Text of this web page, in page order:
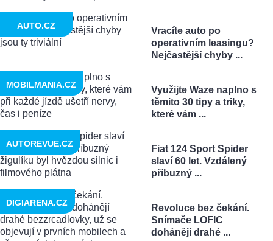
Vracíte auto po
operativním leasingu?
Nejčastější chyby ...
AUTO.CZ
Využijte Waze naplno s
těmito 30 tipy a triky,
které vám ...
MOBILMANIA.CZ
Fiat 124 Sport Spider
slaví 60 let. Vzdálený
příbuzný ...
AUTOREVUE.CZ
Revoluce bez čekání.
Snímače LOFIC
dohánějí drahé ...
DIGIARENA.CZ